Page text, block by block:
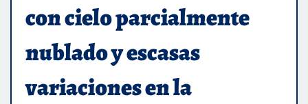
con cielo parcialmente
nublado y escasas
variaciones en la